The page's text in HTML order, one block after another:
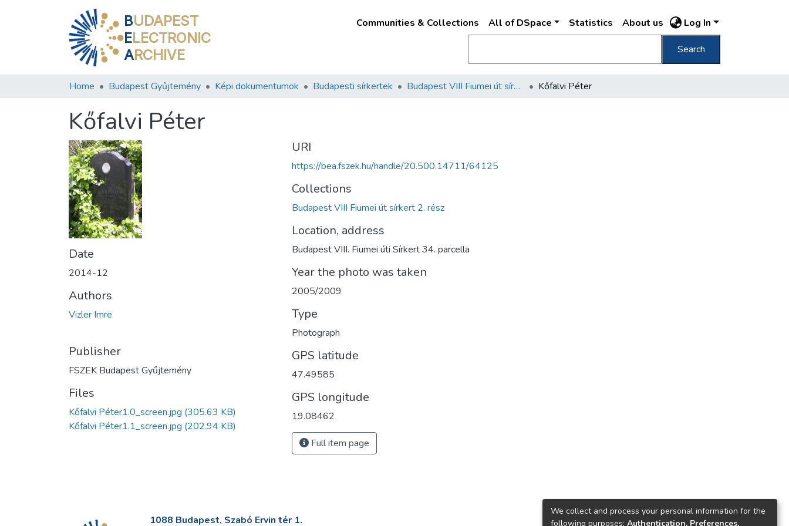
BUDAPEST
ELECTRONIC
ARCHIVE
Communities & Collections All of DSpace Statistics About us Log In
Search
Home Budapest Gyűjtemény Képi dokumentumok Budapesti sírkertek Budapest VIII Fiumei út sírkert 2. rész Kőfalvi Péter
Kőfalvi Péter
Date
2014-12
Authors
Vizler Imre
Publisher
FSZEK Budapest Gyűjtemény
Files
Kőfalvi Péter1.0_screen.jpg (305.63 KB)
Kőfalvi Péter1.1_screen.jpg (202.94 KB)
URI
https://bea.fszek.hu/handle/20.500.14711/64125
Collections
Budapest VIII Fiumei út sírkert 2. rész
Location, address
Budapest VIII. Fiumei úti Sírkert 34. parcella
Year the photo was taken
2005/2009
Type
Photograph
GPS latitude
47.49585
GPS longitude
19.08462
Full item page
1088 Budapest, Szabó Ervin tér 1.
We collect and process your personal information for the
following purposes: Authentication, Preferences,